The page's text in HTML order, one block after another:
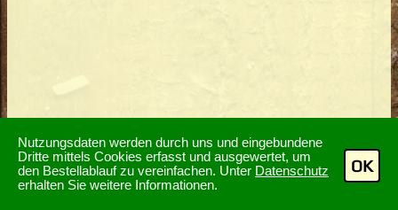
Nutzungsdaten werden durch uns und eingebundene
Dritte mittels Cookies erfasst und ausgewertet, um
den Bestellablauf zu vereinfachen. Unter Datenschutz
erhalten Sie weitere Informationen.
OK